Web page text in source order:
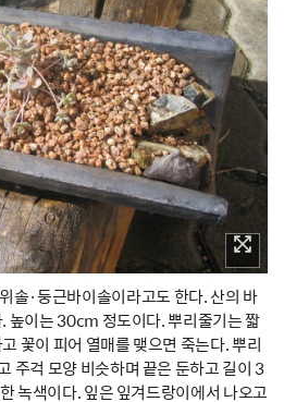
솔·둥근바이솔이라고도 한다. 산의 바
높이는 30cm 정도이다. 뿌리줄기는 짧
꽃이 피어 열매를 맺으면 죽는다. 뿌리
주걱 모양 비슷하며 끝은 둔하고 길이 3
색이다. 잎은 잎겨드랑이에서 나오고